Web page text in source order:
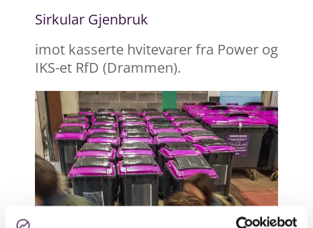
Sirkular Gjenbruk
imot kasserte hvitevarer fra Power og
IKS-et RfD (Drammen).